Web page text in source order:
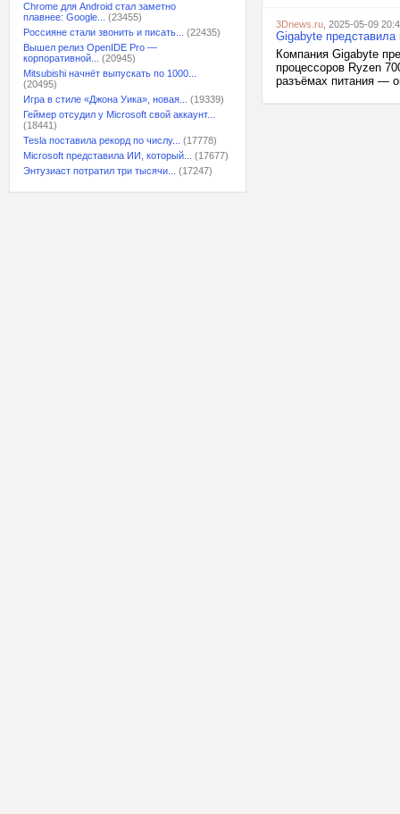
Chrome для Android стал заметно
плавнее: Google...
(23455)
Россияне стали звонить и писать...
(22435)
Вышел релиз OpenIDE Pro —
корпоративной...
(20945)
Mitsubishi начнёт выпускать по 1000...
(20495)
Игра в стиле «Джона Уика», новая...
(19339)
Геймер отсудил у Microsoft свой аккаунт...
(18441)
Tesla поставила рекорд по числу...
(17778)
Microsoft представила ИИ, который...
(17677)
Энтузиаст потратил три тысячи...
(17247)
3Dnews.ru , 2025-05-09
Gigabyte
Компания Gigabyte
процессоров Ryzen
разъёмах питания —